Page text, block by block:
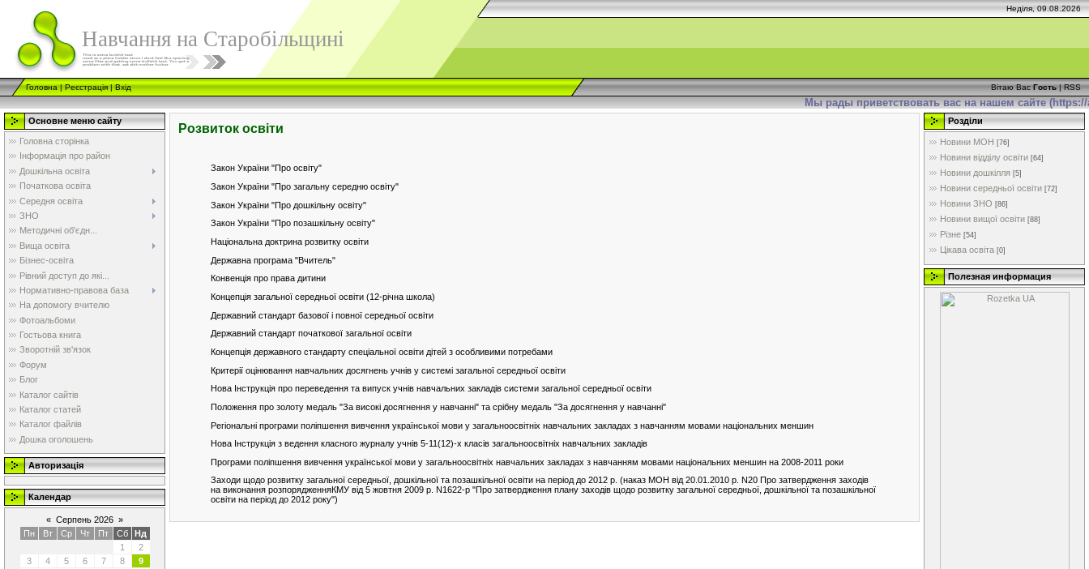
Неділя, 09.08.2026
Навчання на Старобільщині
Головна|Реєстрація|Вхід Вітаю Вас Гость|RSS
Мы рады приветствовать вас на нашем сайте (https://
Основне меню сайту
Головна сторінка
Інформація про район
Дошкільна освіта
Початкова освіта
Середня освіта
ЗНО
Методичні об'єдн...
Вища освіта
Бізнес-освіта
Рівний доступ до які...
Нормативно-правова база
На допомогу вчителю
Фотоальбоми
Гостьова книга
Зворотній зв'язок
Форум
Блог
Каталог сайтів
Каталог статей
Каталог файлів
Дошка оголошень
Авторизація
Календар
« Серпень 2026 »
Пн
Вт Ср Чт Пт Сб
Нд
1
2
3
4 5 6 7 8
9
Розвиток освіти
Закон України "Про освіту"
Закон України "Про загальну середню освіту"
Закон України "Про дошкільну освіту"
Закон України "Про позашкільну освіту"
Національна доктрина розвитку освіти
Державна програма "Вчитель"
Конвенція про права дитини
Концепція загальної середньої освіти (12-річна школа)
Державний стандарт базової і повної середньої освіти
Державний стандарт початкової загальної освіти
Концепція державного стандарту спеціальної освіти дітей з особливими потребами
Критерії оцінювання навчальних досягнень учнів у системі загальної середньої освіти
Нова Інструкція про переведення та випуск учнів навчальних закладів системи загальної середньої освіти
Положення про золоту медаль "За високі досягнення у навчанні" та срібну медаль "За досягнення у навчанні"
Регіональні програми поліпшення вивчення української мови у загальноосвітніх навчальних закладах з навчанням мовами національних меншин
Нова Інструкція з ведення класного журналу учнів 5-11(12)-х класів загальноосвітніх навчальних закладів
Програми поліпшення вивчення української мови у загальноосвітніх навчальних закладах з навчанням мовами національних меншин на 2008-2011 роки
Заходи щодо розвитку загальної середньої, дошкільної та позашкільної освіти на період до 2012 р. (наказ МОН від 20.01.2010 р. N20 Про затвердження заходів
на виконання розпорядженняКМУ від 5 жовтня 2009 р. N1622-р "Про затвердження плану заходів щодо розвитку загальної середньої, дошкільної та позашкільної
освіти на період до 2012 року")
Розділи
Новини МОН [76]
Новини відділу освіти [64]
Новини дошкілля [5]
Новини середньої освіти [72]
Новини ЗНО [86]
Новини вищої освіти [88]
Різне [54]
Цікава освіта [0]
Полезная информация